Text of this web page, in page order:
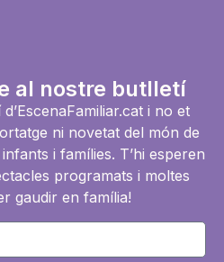
al nostre butlletí
i no et
ni novetat del món de
i famílies. T’hi esperen
programats i moltes
gaudir en família!